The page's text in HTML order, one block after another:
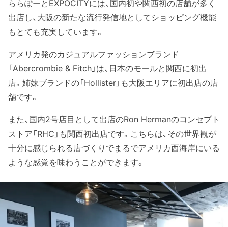
ららぽーとEXPOCITYには、国内初や関西初の店舗が多く
出店し、大阪の新たな流行発信地としてショッピング機能
もとても充実しています。
アメリカ発のカジュアルファッションブランド
「Abercrombie & Fitch」は、日本のモールと関西に初出
店。姉妹ブランドの「Hollister」も大阪エリアに初出店の店
舗です。
また、国内2号店目として出店のRon Hermanのコンセプト
ストア「RHC」も関西初出店です。こちらは、その世界観が
十分に感じられる店づくりでまるでアメリカ西海岸にいる
ような感覚を味わうことができます。